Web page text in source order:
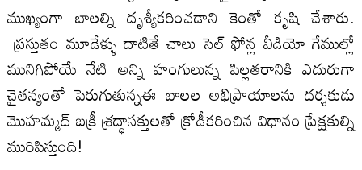
ముఖ్యంగా బాలల్ని దృశ్యీకరించడాని కెంతో కృషి చేశారు.
ప్రస్తుతం మూడేళ్ళు దాటితే చాలు సెల్ ఫోన్ల వీడియో గేముల్లో
మునిగిపోయే నేటి అన్ని హంగులున్న పిల్లతరానికి ఎదురుగా
చైతన్యంతో పెరుగుతున్నఈ బాలల అభిప్రాయాలను దర్శకుడు
మొహమ్మద్ బక్రీ శ్రద్ధాసక్తులతో క్రోడీకరించిన విధానం ప్రేక్షకుల్ని
మురిపిస్తుంది!